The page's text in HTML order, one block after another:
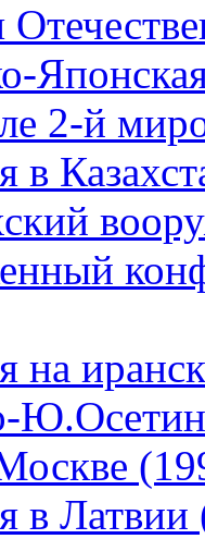
2-й
в
на
в Латвии